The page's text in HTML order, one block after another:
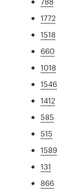
1772
1518
660
1018
1546
1412
585
515
1589
131
866